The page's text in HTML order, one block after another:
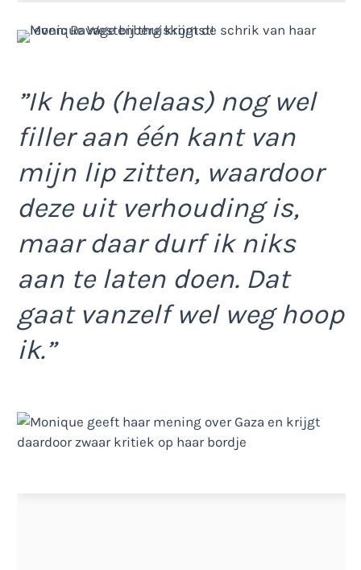
”Ik heb (helaas) nog wel
filler aan één kant van
mijn lip zitten, waardoor
deze uit verhouding is,
maar daar durf ik niks
aan te laten doen. Dat
gaat vanzelf wel weg hoop
ik.”